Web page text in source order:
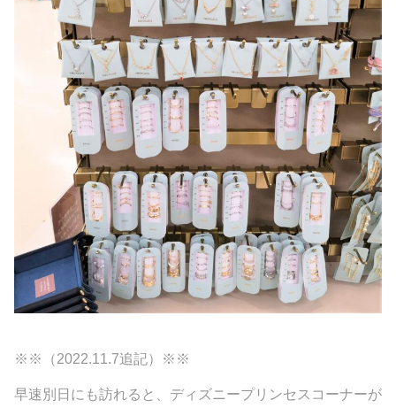
※※（2022.11.7追記）※※
早速別日にも訪れると、ディズニープリンセスコーナーが